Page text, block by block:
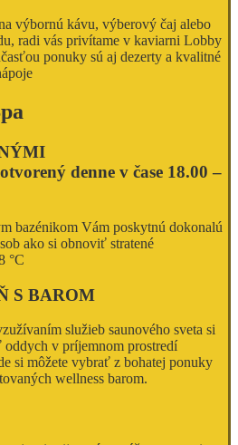
výbornú kávu, výberový čaj alebo
radi vás privítame v kaviarni Lobby
ponuky sú aj dezerty a kvalitné
denne v čase 18.00 –
bazénikom Vám poskytnú dokonalú
ako si obnoviť stratené
°C
S BAROM
služieb saunového sveta si
oddych v príjemnom prostredí
si môžete vybrať z bohatej ponuky
wellness barom.